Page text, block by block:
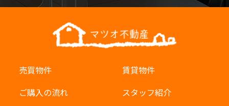
売買物件
賃貸物件
ご購入の流れ
スタッフ紹介